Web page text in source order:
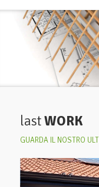
lastWORK
GUARDA IL NOSTRO